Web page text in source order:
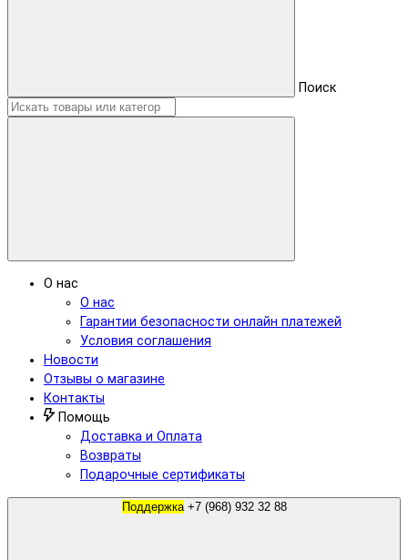
Поиск
О нас
О нас
Гарантии безопасности онлайн платежей
Условия соглашения
Новости
Отзывы о магазине
Контакты
Помощь
Доставка и Оплата
Возвраты
Подарочные сертификаты
Поддержка +7 (968) 932 32 88